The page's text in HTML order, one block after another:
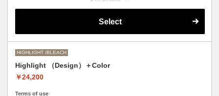
イクロバブルシャンプー込み
で、料金が前後する場合がございます。
現できない場合がございます。
●髪の長さにより別途ロング料金を頂戴いたします。
Select
HIGHLIGHT /BLEACH
Highlight （Design）＋Color
￥24,200
Terms of use